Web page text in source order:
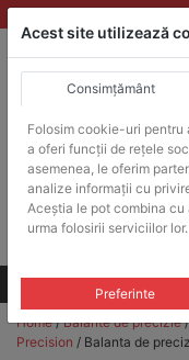
Skip
to
ACHIZITII
Produsele pot fi
Products
search
Toate produsele
Home/Balante de precizie
Precision / Balanta de
Acest site utilizează
Consimțământ
Folosim cookie-uri pentru
a oferi funcții de rețele
asemenea, le oferim
analize informații cu
Aceștia le pot combina
urma folosirii serviciilor lor.
Preferinte